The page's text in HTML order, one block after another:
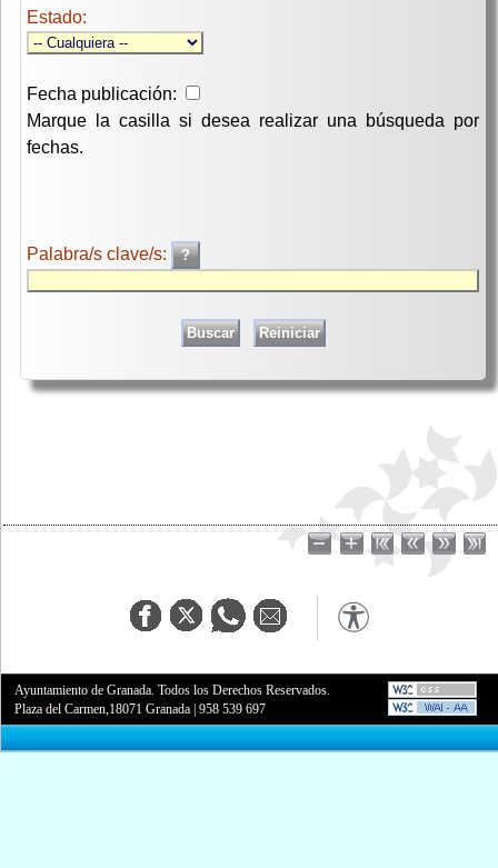
Estado:
Fecha publicación:
Marque la casilla si desea realizar una búsqueda por
fechas.
Palabra/s clave/s:
Ayuntamiento de Granada. Todos los Derechos Reservados.
Plaza del Carmen,18071 Granada |958 539 697